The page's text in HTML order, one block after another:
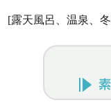
[露天風呂、温泉、